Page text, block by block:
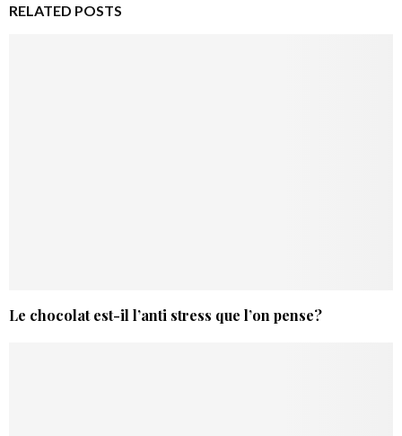
RELATED POSTS
Le chocolat est-il l’anti stress que l’on pense?